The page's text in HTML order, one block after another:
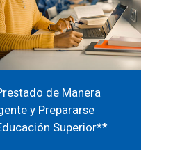
de Manera
y Prepararse
Superior**